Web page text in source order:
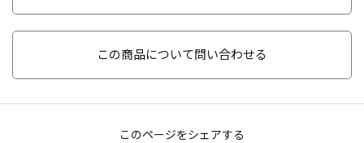
この商品について問い合わせる
このページをシェアする